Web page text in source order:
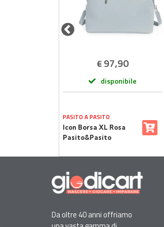
€97,90
disponibile
PASITO A PASITO
Icon Borsa XL Rosa
Pasito&Pasito
Da oltre 40 anni offriamo